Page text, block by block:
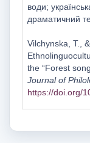
води;
драматичний
Vilchynska, T.,
the “Forest
Journal of
https://doi.org/